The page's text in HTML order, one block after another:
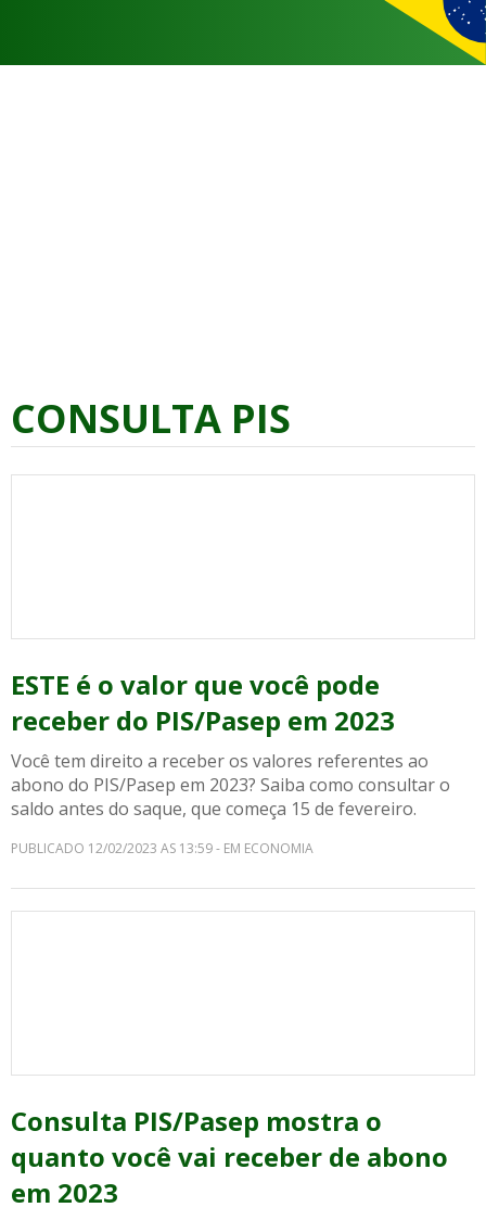
CONSULTA PIS
ESTE é o valor que você pode
receber do PIS/Pasep em 2023
Você tem direito a receber os valores referentes ao
abono do PIS/Pasep em 2023? Saiba como consultar o
saldo antes do saque, que começa 15 de fevereiro.
PUBLICADO 12/02/2023 AS 13:59 - EM ECONOMIA
Consulta PIS/Pasep mostra o
quanto você vai receber de abono
em 2023